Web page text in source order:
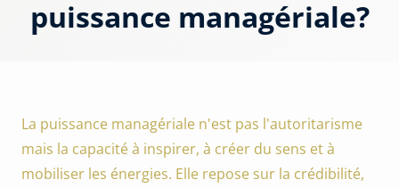
puissance managériale?
La puissance managériale n'est pas l'autoritarisme
mais la capacité à inspirer, à créer du sens et à
mobiliser les énergies. Elle repose sur la crédibilité,